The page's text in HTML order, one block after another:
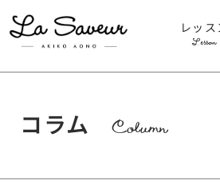
レッス
Lesson
コラム Column